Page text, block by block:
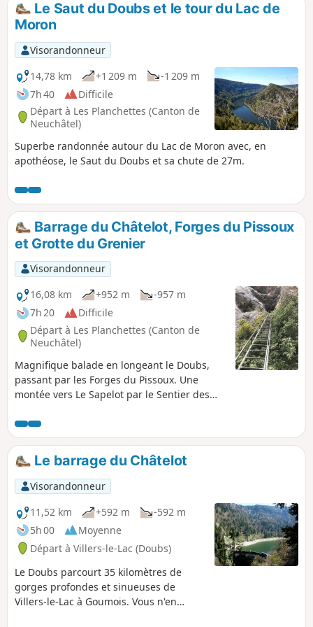
p
Le Saut du Doubs et le tour du Lac de
Moron
Visorandonneur
14,78 km
+1 209 m
-1 209 m
7h 40
Difficile
Départ à Les Planchettes (Canton de
Neuchâtel)
Superbe randonnée autour du Lac de Moron avec, en
apothéose, le Saut du Doubs et sa chute de 27m.
Barrage du Châtelot, Forges du Pissoux
et Grotte du Grenier
Visorandonneur
16,08 km
+952 m
-957 m
7h 20
Difficile
Départ à Les Planchettes (Canton de
Neuchâtel)
Magnifique balade en longeant le Doubs,
passant par les Forges du Pissoux. Une
montée vers Le Sapelot par le Sentier des
Grenier. Un belvédère juste avant, idéal pour
une pause. Une échelle bien raide vous
attend pour entrer dans la grotte (pas
besoin de lampe frontal !). Un retour
tranquille jusqu'à l'intersection "Chez
Nemorin", pour rejoindre le barrage. Le
retour au parking se fera par un escalier.
Le barrage du Châtelot
Visorandonneur
11,52 km
+592 m
-592 m
5h 00
Moyenne
Départ à Villers-le-Lac (Doubs)
Le Doubs parcourt 35 kilomètres de
gorges profondes et sinueuses de
Villers-le-Lac à Goumois. Vous n'en